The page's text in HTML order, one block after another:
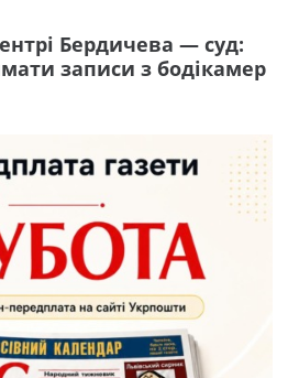
Бердичева — суд:
записи з бодікамер